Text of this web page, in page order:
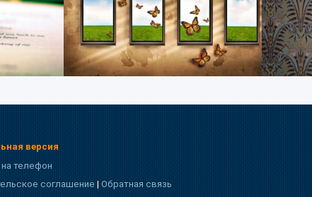
версия
телефон
соглашение|Обратная связь